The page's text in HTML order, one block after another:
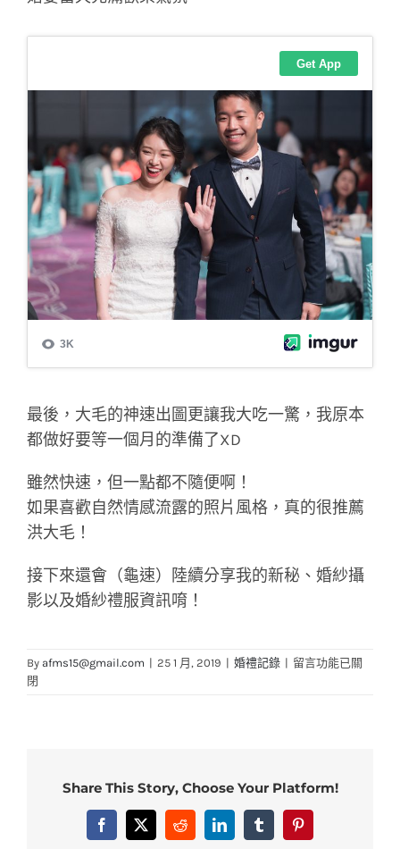
最後，大毛的神速出圖更讓我大吃一驚，我原本
都做好要等一個月的準備了XD
雖然快速，但一點都不隨便啊！
如果喜歡自然情感流露的照片風格，真的很推薦
洪大毛！
接下來還會（龜速）陸續分享我的新秘、婚紗攝
影以及婚紗禮服資訊唷！
By afms15@gmail.com | 25 1 月, 2019 | 婚禮記錄 | 在
心
質
婚
留言功能已關
閉
Share This Story, Choose Your Platform!
Facebook
X RedditLinkedInTumblrPinterest